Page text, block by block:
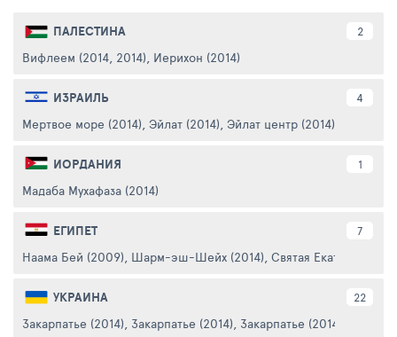
ПАЛЕСТИНА 2
Вифлеем (2014, 2014), Иерихон (2014)
ИЗРАИЛЬ 4
Мертвое море (2014), Эйлат (2014), Эйлат центр (2014)
ИОРДАНИЯ 1
Мадаба Мухафаза (2014)
ЕГИПЕТ 7
Наама Бей (2009), Шарм-эш-Шейх (2014), Святая Екатерина
УКРАИНА 22
Закарпатье (2014), Закарпатье (2014), Закарпатье (2014)